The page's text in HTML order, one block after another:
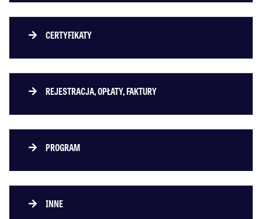
CERTYFIKATY
REJESTRACJA, OPŁATY, FAKTURY
PROGRAM
INNE